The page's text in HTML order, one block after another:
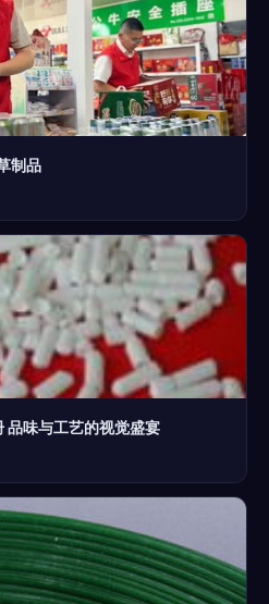
制品
品味与工艺的视觉盛宴